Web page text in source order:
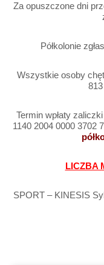
Za opuszczone dni
Półkolonie
Wszystkie osoby
Termin wpłaty
1140 2004 0000 3702
LICZBA
SPORT – KINESIS